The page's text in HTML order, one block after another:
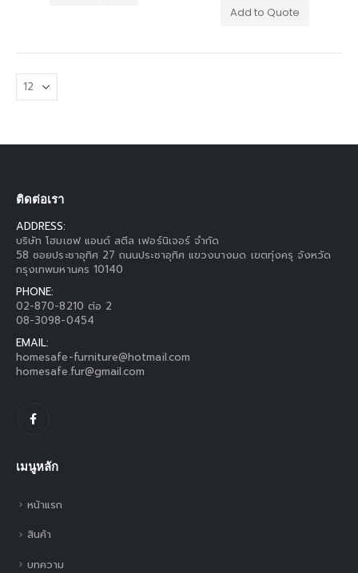
Add to Quote
ติดต่อเรา
ADDRESS:
บริษัท โฮมเซฟ แอนด์ สตีล เฟอร์นิเจอร์ จำกัด
58 ซอยประชาอุทิศ 27 ถนนประชาอุทิศ แขวงบางมด เขตทุ่งครุ จังหวัด
กรุงเทพมหานคร 10140
PHONE:
02-870-8210 ต่อ 2
08-3098-0454
EMAIL:
homesafe-furniture@hotmail.com
homesafe.fur@gmail.com
เมนูหลัก
หน้าแรก
สินค้า
บทความ